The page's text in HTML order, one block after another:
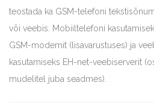
teostada ka GSM-telefoni
või veebis. Mobiiltelefoni
GSM-modemit (lisavarustuses) ja
kasutamiseks EH-net-veebiserverit
mudelitel juba seadmes).